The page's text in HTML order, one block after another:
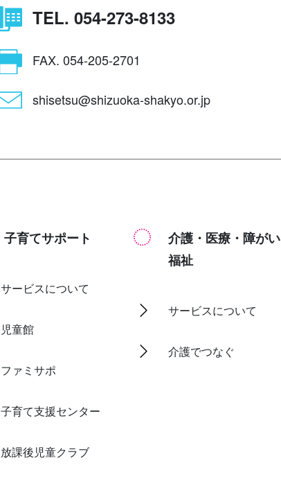
TEL. 054-273-8133
FAX. 054-205-2701
shisetsu@shizuoka-shakyo.or.jp
子育てサポート
サービスについて
児童館
ファミサポ
子育て支援センター
放課後児童クラブ
介護・医療・障がい
福祉
サービスについて
介護でつなぐ